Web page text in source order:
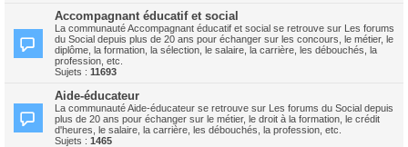
Accompagnant éducatif et social
La communauté Accompagnant éducatif et social se retrouve sur Les forums
du Social depuis plus de 20 ans pour échanger sur les concours, le métier, le
diplôme, la formation, la sélection, le salaire, la carrière, les débouchés, la
profession, etc.
Sujets : 11693
Aide-éducateur
La communauté Aide-éducateur se retrouve sur Les forums du Social depuis
plus de 20 ans pour échanger sur le métier, le droit à la formation, le crédit
d'heures, le salaire, la carrière, les débouchés, la profession, etc.
Sujets : 1465